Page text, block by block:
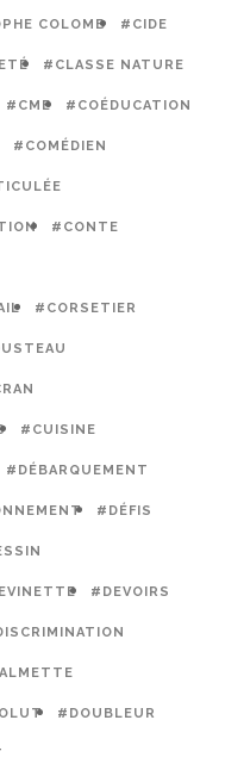
COLOMB #CIDE
#CLASSE NATURE
#CME #COÉDUCATION
#COMÉDIEN
#CONTE
#CORSETIER
#CUISINE
#DÉBARQUEMENT
#DÉFIS
#DEVOIRS
#DOUBLEUR